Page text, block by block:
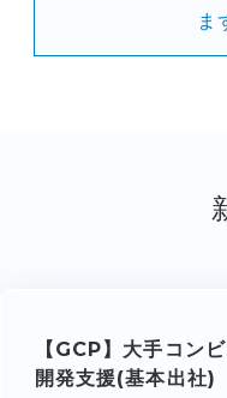
ま
【GCP】大手コン
開発支援(基本出社)